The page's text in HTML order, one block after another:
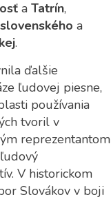
a Tatrín,
a
.
ďalšie
ľudovej piesne,
používania
tvoril v
reprezentantom
V historickom
Slovákov v boji